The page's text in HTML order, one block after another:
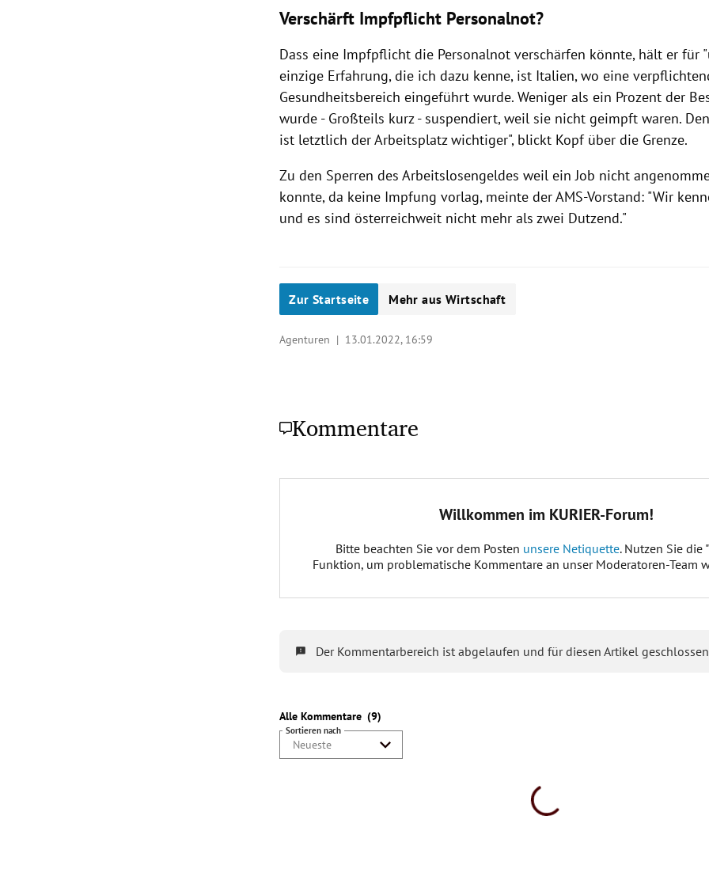
Verschärft Impfpflicht Personalnot?
Dass eine Impfpflicht die Personalnot verschärfen könnte, hält er für
einzige Erfahrung, die ich dazu kenne, ist Italien, wo eine
Gesundheitsbereich eingeführt wurde. Weniger als ein Prozent der
wurde - Großteils kurz - suspendiert, weil sie nicht geimpft waren.
ist letztlich der Arbeitsplatz wichtiger", blickt Kopf über die Grenze.
Zu den Sperren des Arbeitslosengeldes weil ein Job nicht
konnte, da keine Impfung vorlag, meinte der AMS-Vorstand: "Wir
und es sind österreichweit nicht mehr als zwei Dutzend."
Zur Startseite Mehr aus Wirtschaft
Agenturen | 13.01.2022, 16:59
Kommentare